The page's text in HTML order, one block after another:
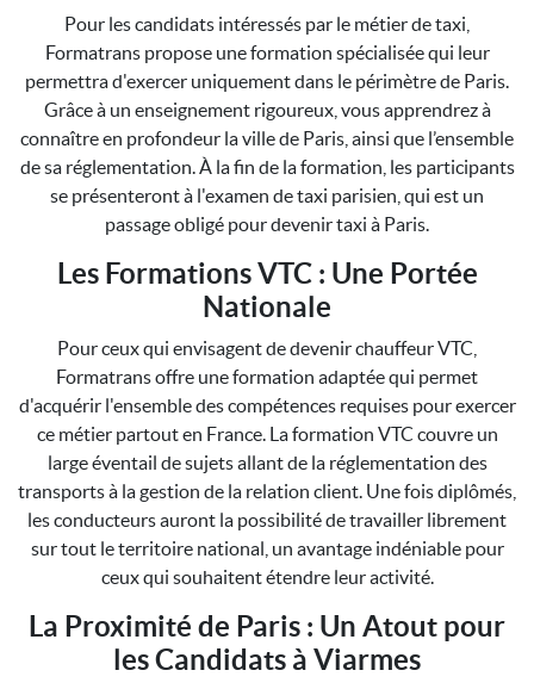
Pour les candidats intéressés par le métier de taxi,
Formatrans propose une formation spécialisée qui leur
permettra d'exercer uniquement dans le périmètre de Paris.
Grâce à un enseignement rigoureux, vous apprendrez à
connaître en profondeur la ville de Paris, ainsi que l’ensemble
de sa réglementation. À la fin de la formation, les participants
se présenteront à l'examen de taxi parisien, qui est un
passage obligé pour devenir taxi à Paris.
Les Formations VTC : Une Portée
Nationale
Pour ceux qui envisagent de devenir chauffeur VTC,
Formatrans offre une formation adaptée qui permet
d'acquérir l'ensemble des compétences requises pour exercer
ce métier partout en France. La formation VTC couvre un
large éventail de sujets allant de la réglementation des
transports à la gestion de la relation client. Une fois diplômés,
les conducteurs auront la possibilité de travailler librement
sur tout le territoire national, un avantage indéniable pour
ceux qui souhaitent étendre leur activité.
La Proximité de Paris : Un Atout pour
les Candidats à Viarmes